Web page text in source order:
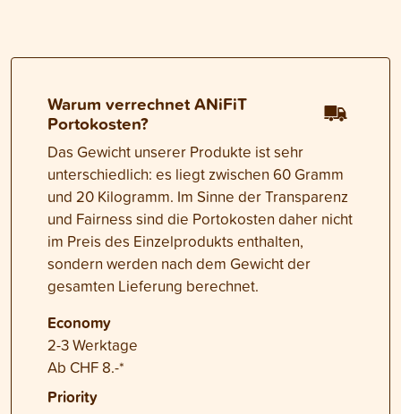
Warum verrechnet ANiFiT
Portokosten?
Das Gewicht unserer Produkte ist sehr
unterschiedlich: es liegt zwischen 60 Gramm
und 20 Kilogramm. Im Sinne der Transparenz
und Fairness sind die Portokosten daher nicht
im Preis des Einzelprodukts enthalten,
sondern werden nach dem Gewicht der
gesamten Lieferung berechnet.
Economy
2-3 Werktage
Ab CHF 8.-*
Priority